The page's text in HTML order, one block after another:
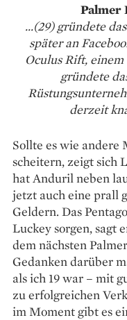
Palmer
...(29) gründete
später an
Oculus Rift,
gründete
derzeit
Sollte es wie andere
scheitern, zeigt sich
hat Anduril neben
jetzt auch eine prall
Geldern. Das
Luckey sorgen, sagt
dem nächsten
Gedanken darüber
als ich 19 war – mit
zu erfolgreichen
im Moment gibt es